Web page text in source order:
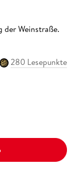
der Weinstraße.
280 Lesepunkte